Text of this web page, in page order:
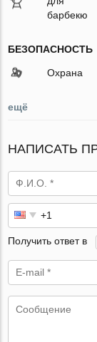
барбекю
БЕЗОПАСНОСТЬ
Охрана
ещё
НАПИСАТЬ
Получить ответ в